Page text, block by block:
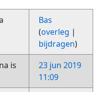
Bas
(overleg |
bijdragen)
is
23 jun 2019
11:09